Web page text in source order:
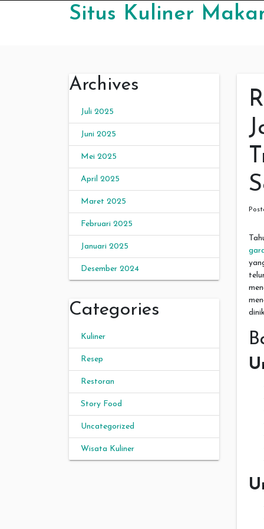
Situs Kuliner
Archives
Juli 2025
Juni 2025
Mei 2025
April 2025
Maret 2025
Februari 2025
Januari 2025
Desember 2024
Categories
Kuliner
Resep
Restoran
Story Food
Uncategorized
Wisata Kuliner